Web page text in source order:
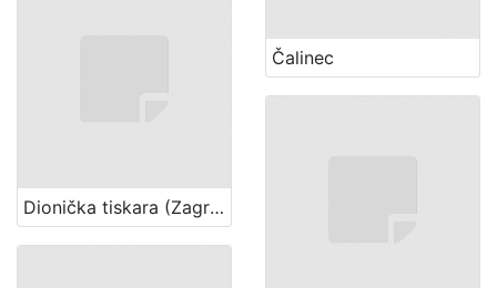
Čalinec
Dionička tiskara (Zagreb)